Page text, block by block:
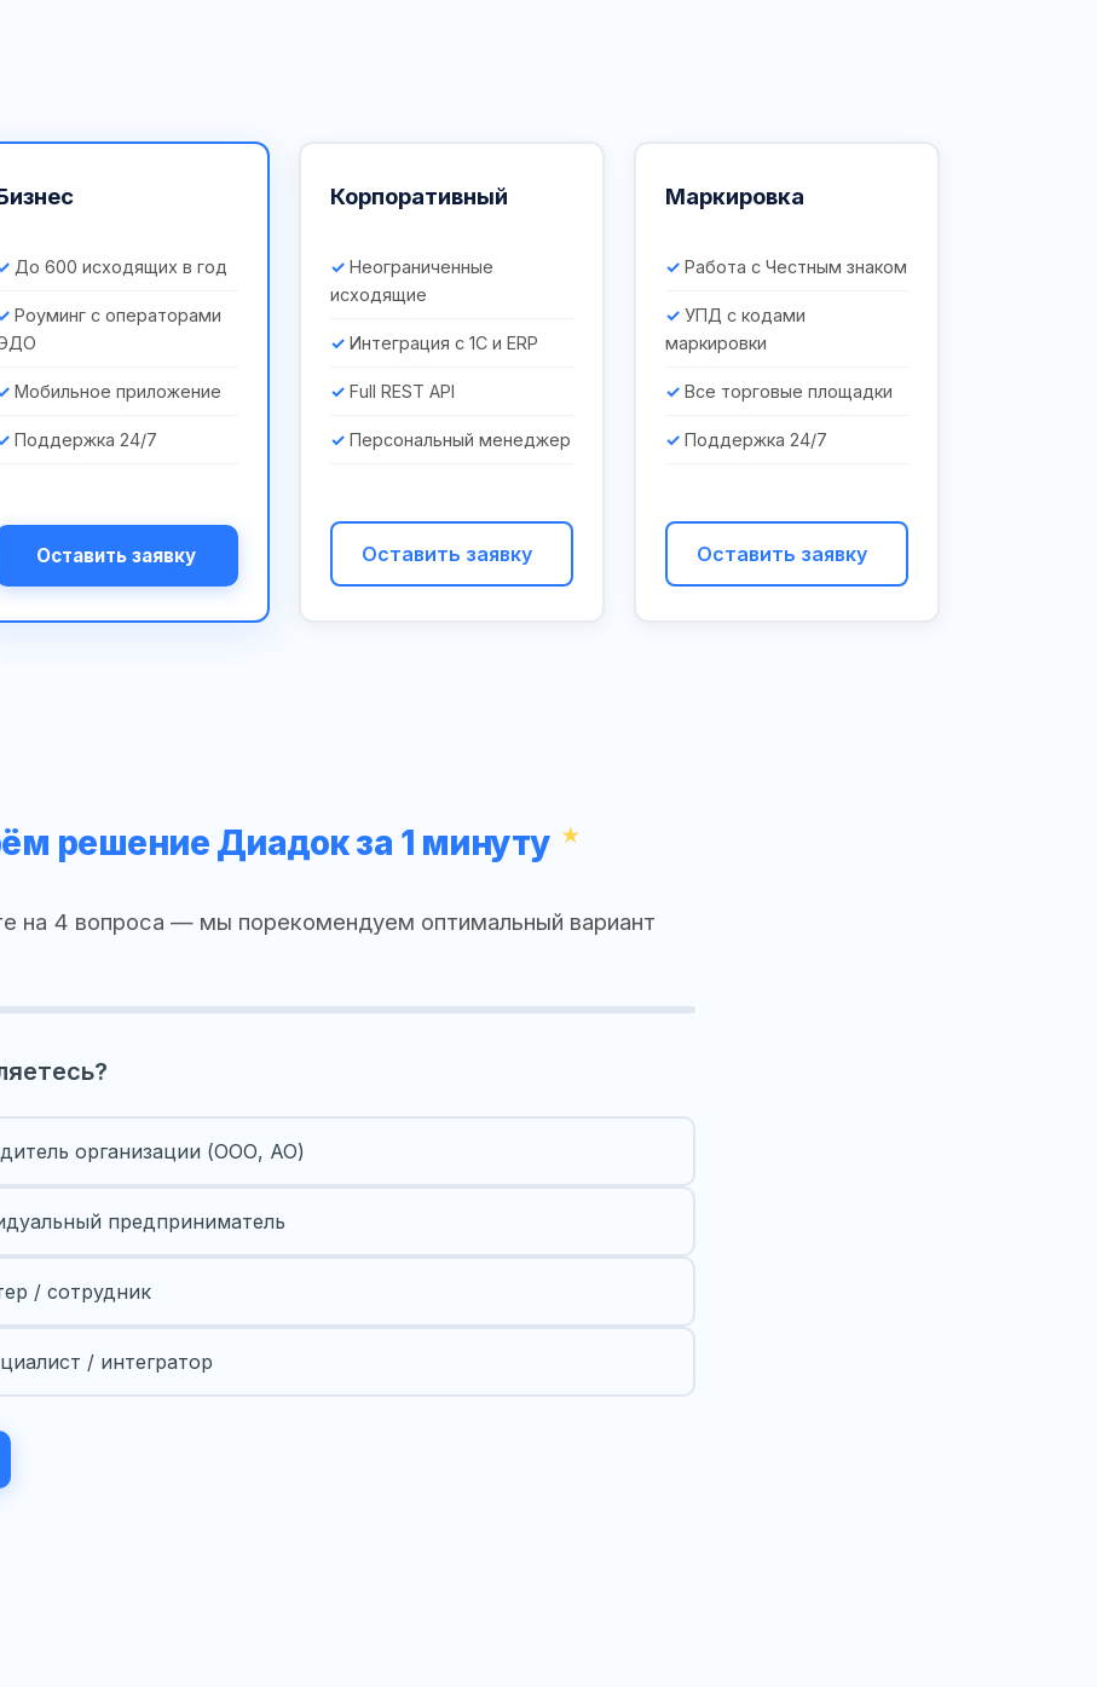
До 600 исходящих в год
Роуминг с операторами
Мобильное приложение
Поддержка 24/7
Оставить заявку
Корпоративный
Неограниченные
исходящие
Интеграция с 1С и ERP
Full REST API
Персональный менеджер
Оставить заявку
Маркировка
Работа с Честным знаком
УПД с кодами
маркировки
Все торговые площадки
Поддержка 24/7
Оставить заявку
решение Диадок за 1 минуту
на 4 вопроса — мы порекомендуем оптимальный вариант
организации (ООО, АО)
предприниматель
/ сотрудник
/ интегратор